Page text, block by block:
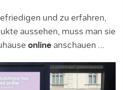
und zu erfahren,
aussehen, muss man sie
online anschauen …